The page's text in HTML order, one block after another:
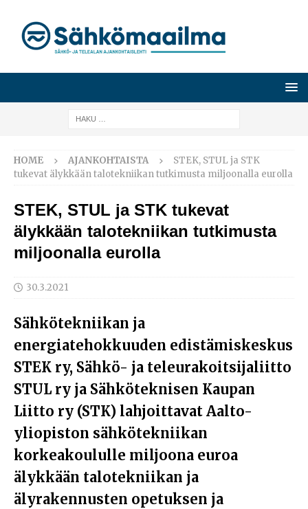
HOME AJANKOHTAISTA
STEK, STUL ja STK
tukevat älykkään talotekniikan tutkimusta miljoonalla eurolla
STEK, STUL ja STK tukevat
älykkään talotekniikan tutkimusta
miljoonalla eurolla
30.3.2021
Sähkötekniikan ja
energiatehokkuuden edistämiskeskus
STEK ry, Sähkö- ja teleurakoitsijaliitto
STUL ry ja Sähköteknisen Kaupan
Liitto ry (STK) lahjoittavat Aalto-
yliopiston sähkötekniikan
korkeakoululle miljoona euroa
älykkään talotekniikan ja
älyrakennusten opetuksen ja